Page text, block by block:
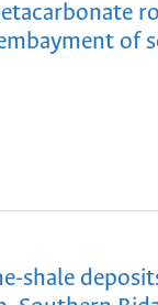
of
shale